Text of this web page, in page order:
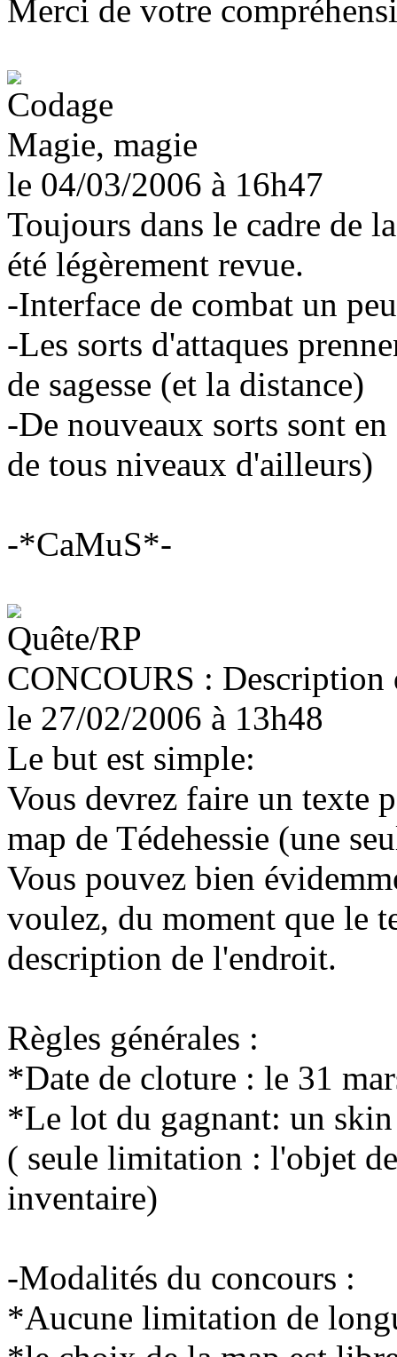
Merci de votre
Magie, magie
le 04/03/2006 à 16h47
Toujours dans le cadre de
été légèrement revue.
-Interface de combat un
-Les sorts d'attaques
de sagesse (et la distance)
-De nouveaux sorts sont
de tous niveaux d'ailleurs)
-*CaMuS*-
CONCOURS : Description
le 27/02/2006 à 13h48
Le but est simple:
Vous devrez faire un texte
map de Tédehessie (une
Vous pouvez bien
voulez, du moment que le
description de l'endroit.
Règles générales :
*Date de cloture : le 31
*Le lot du gagnant: un
( seule limitation : l'objet
inventaire)
-Modalités du concours :
*Aucune limitation de